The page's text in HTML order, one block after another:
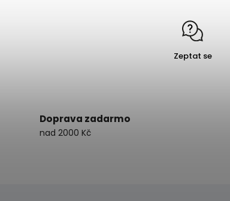
Zeptat se
Doprava zadarmo
nad 2000 Kč